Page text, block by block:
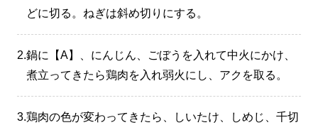
どに切る。ねぎは斜め切りにする。
2.鍋に【A】、にんじん、ごぼうを入れて中火にかけ、
煮立ってきたら鶏肉を入れ弱火にし、アクを取る。
3.鶏肉の色が変わってきたら、しいたけ、しめじ、千切